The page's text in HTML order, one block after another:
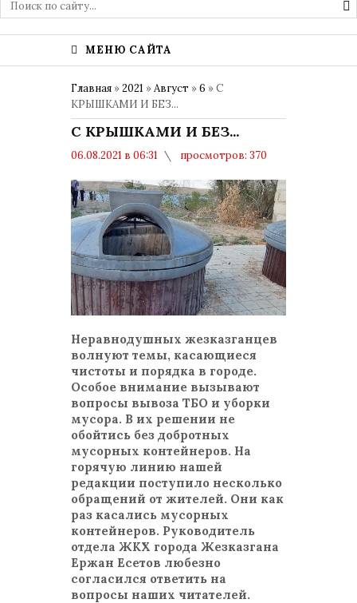
МЕНЮ САЙТА
Главная »2021 »Август »6 » С
КРЫШКАМИ И БЕЗ...
С КРЫШКАМИ И БЕЗ...
06.08.2021 в 06:31
просмотров: 370
Неравнодушных жезказганцев
волнуют темы, касающиеся
чистоты и порядка в городе.
Особое внимание вызывают
вопросы вывоза ТБО и уборки
мусора. В их решении не
обойтись без добротных
мусорных контейнеров. На
горячую линию нашей
редакции поступило несколько
обращений от жителей. Они как
раз касались мусорных
контейнеров. Руководитель
отдела ЖКХ города Жезказгана
Ержан Есетов любезно
согласился ответить на
вопросы наших читателей.